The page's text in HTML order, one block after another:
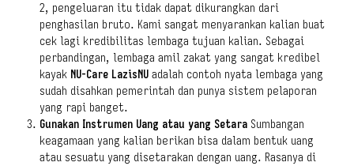
2, pengeluaran itu tidak dapat dikurangkan dari
penghasilan bruto. Kami sangat menyarankan kalian buat
cek lagi kredibilitas lembaga tujuan kalian. Sebagai
perbandingan, lembaga amil zakat yang sangat kredibel
kayak NU-Care LazisNU adalah contoh nyata lembaga yang
sudah disahkan pemerintah dan punya sistem pelaporan
yang rapi banget.
Gunakan Instrumen Uang atau yang Setara Sumbangan
keagamaan yang kalian berikan bisa dalam bentuk uang
atau sesuatu yang disetarakan dengan uang. Rasanya di